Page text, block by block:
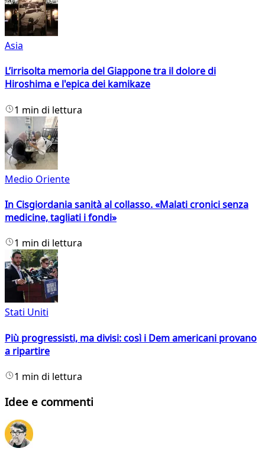
Asia
L’irrisolta memoria del Giappone tra il dolore di
Hiroshima e l'epica dei kamikaze
1 min di lettura
Medio Oriente
In Cisgiordania sanità al collasso. «Malati cronici senza
medicine, tagliati i fondi»
1 min di lettura
Stati Uniti
Più progressisti, ma divisi: così i Dem americani provano
a ripartire
1 min di lettura
Idee e commenti